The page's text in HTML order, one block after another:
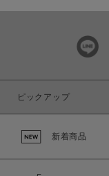
ピックアップ
新着商品